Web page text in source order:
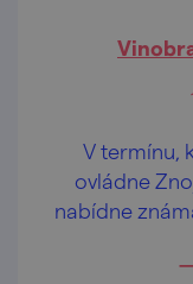
V termínu,
ovládne
nabídne